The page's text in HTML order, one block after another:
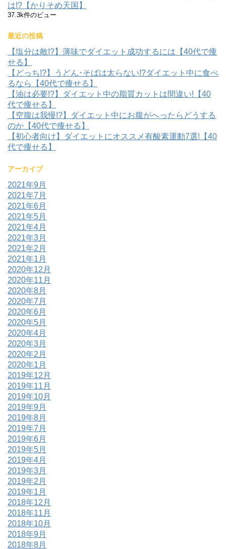
は!?【かりそめ天国】
37.3k件のビュー
最近の投稿
【塩分は敵!?】薄味でダイエット成功するには【40代で痩
せる】
【どっち!?】うどん･そばは太らない!?ダイエット中に食べ
るなら【40代で痩せる】
【油は必要!?】ダイエット中の脂質カットは間違い!【40
代で痩せる】
【空腹は我慢!?】ダイエット中にお腹がへったらどうする
のか【40代で痩せる】
【初心者向け】ダイエットにオススメ有酸素運動7選!【40
代で痩せる】
アーカイブ
2021年9月
2021年7月
2021年6月
2021年5月
2021年4月
2021年3月
2021年2月
2021年1月
2020年12月
2020年11月
2020年8月
2020年7月
2020年6月
2020年5月
2020年4月
2020年3月
2020年2月
2020年1月
2019年12月
2019年11月
2019年10月
2019年9月
2019年8月
2019年7月
2019年6月
2019年5月
2019年4月
2019年3月
2019年2月
2019年1月
2018年12月
2018年11月
2018年10月
2018年9月
2018年8月